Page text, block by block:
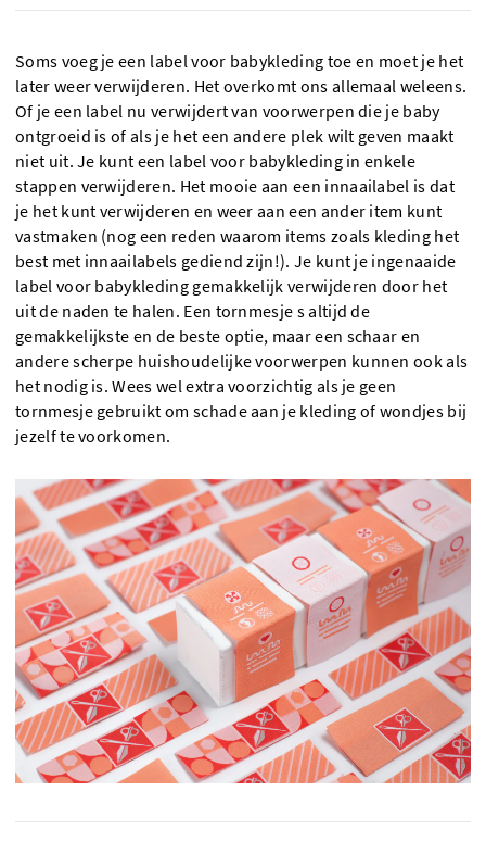
Soms voeg je een label voor babykleding toe en moet je het
later weer verwijderen. Het overkomt ons allemaal weleens.
Of je een label nu verwijdert van voorwerpen die je baby
ontgroeid is of als je het een andere plek wilt geven maakt
niet uit. Je kunt een label voor babykleding in enkele
stappen verwijderen. Het mooie aan een innaailabel is dat
je het kunt verwijderen en weer aan een ander item kunt
vastmaken (nog een reden waarom items zoals kleding het
best met innaailabels gediend zijn!). Je kunt je ingenaaide
label voor babykleding gemakkelijk verwijderen door het
uit de naden te halen. Een tornmesje s altijd de
gemakkelijkste en de beste optie, maar een schaar en
andere scherpe huishoudelijke voorwerpen kunnen ook als
het nodig is. Wees wel extra voorzichtig als je geen
tornmesje gebruikt om schade aan je kleding of wondjes bij
jezelf te voorkomen.